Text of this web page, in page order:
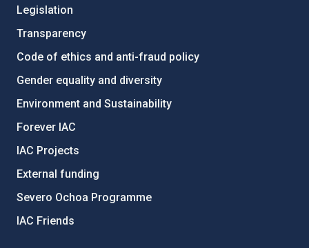
Legislation
Transparency
Code of ethics and anti-fraud policy
Gender equality and diversity
Environment and Sustainability
Forever IAC
IAC Projects
External funding
Severo Ochoa Programme
IAC Friends